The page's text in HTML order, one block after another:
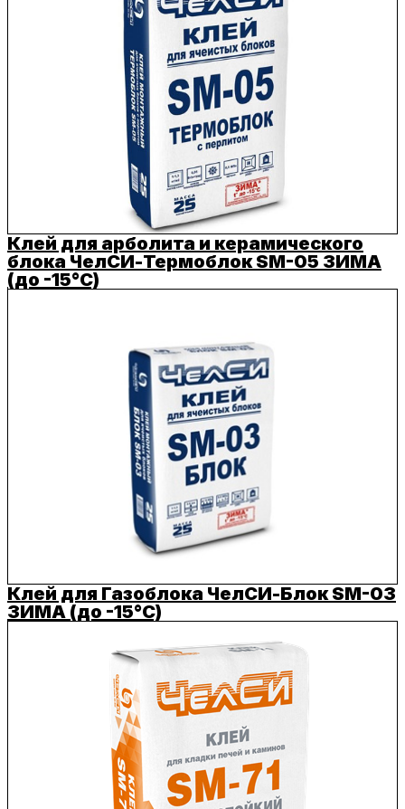
Клей для арболита и керамического
блока ЧелСИ-Термоблок SM-05 ЗИМА
(до -15°C)
Клей для Газоблока ЧелСИ-Блок SM-03
ЗИМА (до -15°C)